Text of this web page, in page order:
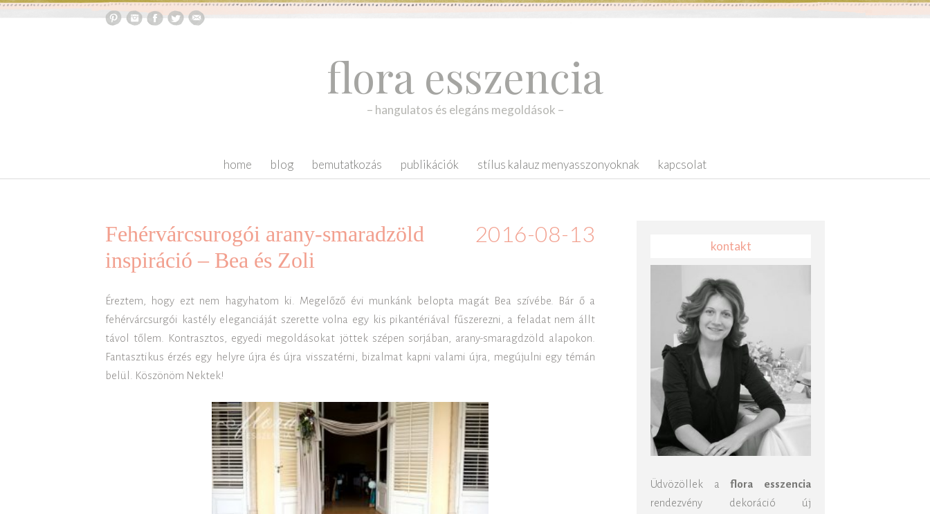
flora esszencia
– hangulatos és elegáns megoldások –
home blog bemutatkozás publikációk stílus kalauz menyasszonyoknak kapcsolat
Fehérvárcsurogói arany-smaradzöld
inspiráció – Bea és Zoli
2016-08-13
Éreztem, hogy ezt nem hagyhatom ki. Megelőző évi munkánk belopta magát Bea szívébe. Bár ő a
fehérvárcsurgói kastély eleganciáját szerette volna egy kis pikantériával fűszerezni, a feladat nem állt
távol tőlem. Kontrasztos, egyedi megoldásokat jöttek szépen sorjában, arany-smaragdzöld alapokon.
Fantasztikus érzés egy helyre újra és újra visszatérni, bizalmat kapni valami újra, megújulni egy témán
belül. Köszönöm Nektek!
kontakt
Üdvözöllek aflora esszencia
rendezvény dekoráció új